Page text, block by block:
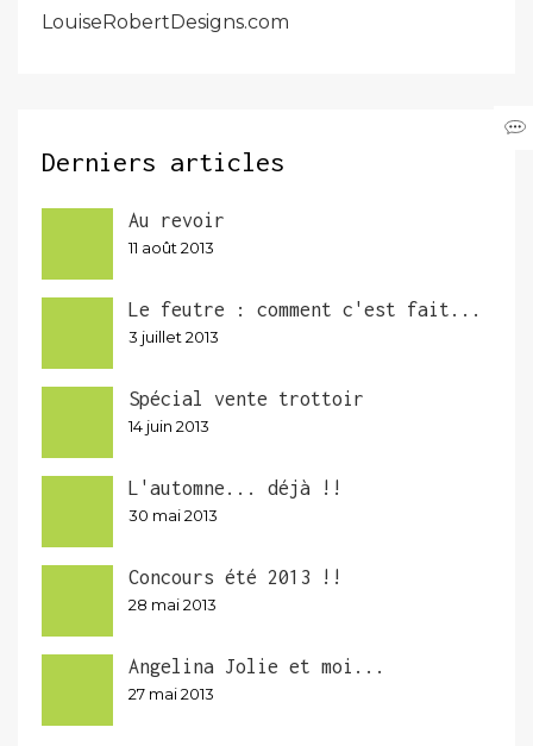
LouiseRobertDesigns.com
Derniers articles
Au revoir
11 août 2013
Le feutre : comment c'est fait...
3 juillet 2013
Spécial vente trottoir
14 juin 2013
L'automne... déjà !!
30 mai 2013
Concours été 2013 !!
28 mai 2013
Angelina Jolie et moi...
27 mai 2013